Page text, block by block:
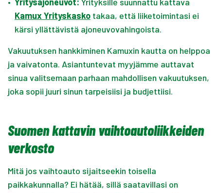
Kamux Yrityskasko takaa, että liiketoimintasi ei
kärsi yllättävistä ajoneuvovahingoista.
Vakuutuksen hankkiminen Kamuxin kautta on helppoa
ja vaivatonta. Asiantuntevat myyjämme auttavat
sinua valitsemaan parhaan mahdollisen vakuutuksen,
joka sopii juuri sinun tarpeisiisi ja budjettiisi.
Suomen kattavin vaihtoautoliikkeiden
verkosto
Mitä jos vaihtoauto sijaitseekin toisella
paikkakunnalla? Ei hätää, sillä saatavillasi on